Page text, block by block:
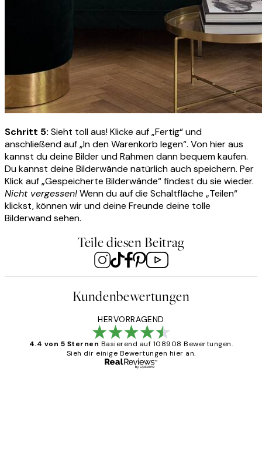
Schritt 5: Sieht toll aus! Klicke auf „Fertig“ und
anschließend auf „In den Warenkorb legen“. Von hier aus
kannst du deine Bilder und Rahmen dann bequem kaufen.
Du kannst deine Bilderwände natürlich auch speichern. Per
Klick auf „Gespeicherte Bilderwände“ findest du sie wieder.
Nicht vergessen!Wenn du auf die Schaltfläche „Teilen“
klickst, können wir und deine Freunde deine tolle
Bilderwand sehen.
Teile diesen Beitrag
Kundenbewertungen
HERVORRAGEND
4.4 von 5 Sternen Basierend auf 108908 Bewertungen.
Sieh dir einige Bewertungen hier an.